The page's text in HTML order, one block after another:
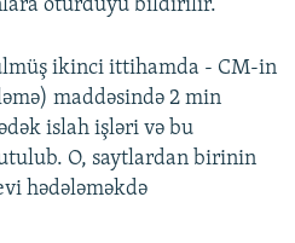
ötürdüyü bildirilir.
ikinci ittihamda - CM-in
maddəsində 2 min
islah işləri və bu
O, saytlardan birinin
hədələməkdə